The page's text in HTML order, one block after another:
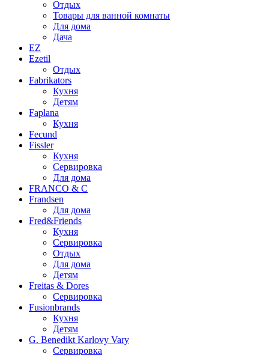
Отдых
Товары для ванной комнаты
Для дома
Дача
EZ
Ezetil
Отдых
Fabrikators
Кухня
Детям
Faplana
Кухня
Fecund
Fissler
Кухня
Сервировка
Для дома
FRANCO & C
Frandsen
Для дома
Fred&Friends
Кухня
Сервировка
Отдых
Для дома
Детям
Freitas & Dores
Сервировка
Fusionbrands
Кухня
Детям
G. Benedikt Karlovy Vary
Сервировка